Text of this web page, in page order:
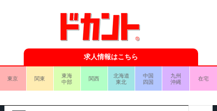
求人情報はこちら
東京 関東
東海
中部
関西
北海道
東北
中国
四国
九州
沖縄
在宅